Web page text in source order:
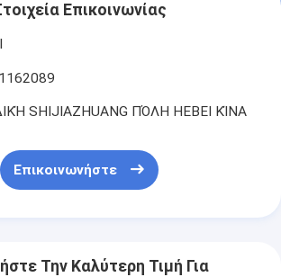
Επικοινωνίας
SHIJIAZHUANG ΠΌΛΗ HEBEI ΚΊΝΑ
Επικοινωνήστε
Την Καλύτερη Τιμή Για